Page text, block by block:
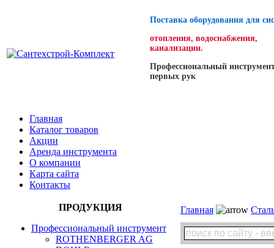
Поставка оборудования для
отопления, водоснабжения,
канализации.
Профессиональный
первых рук
Главная
Каталог товаров
Акции
Аренда инструмента
О компании
Карта сайта
Контакты
ПРОДУКЦИЯ
Профессиональный инструмент
ROTHENBERGER AG
Главная